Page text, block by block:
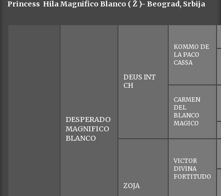
Princess Hila Magnifico Blanco ( Ž )- Beograd, Srbija
DESPERADO
MAGNIFICO
BLANCO
DEUS INT
CH
KOMMO DE
LA PACO
CASSA
CARMEN
DEL
BLANCO
MAGICO
ZOJA
VICTOR
DIVINA
FORTITUDO